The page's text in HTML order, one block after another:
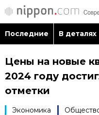
Последние
Последние В деталях
Цены на новые
2024 году
отметки
Экономика